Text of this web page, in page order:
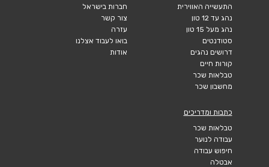
התעשייה האווירית
נהג עד 12 טון
נהג מעל 15 טון
סטודנטים
דרושים נהגים
קורות חיים
טבלאות שכר
מחשבון שכר
חברות בישראל
צור קשר
עזרה
בואו לעבוד אצלנו
אודות
כתבות ומדריכים
טבלאות שכר
עבודה לנוער
חיפוש עבודה
אבטלה